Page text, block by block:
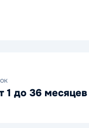
1 до 36 месяцев